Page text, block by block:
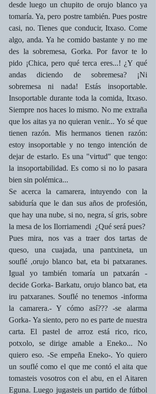
desde luego un chupito de orujo blanco ya
tomaría. Ya, pero postre también. Pues postre
casi, no. Tienes que conducir, Itxaso. Come
algo, anda. Ya he comido bastante y no me
des la sobremesa, Gorka. Por favor te lo
pido ¡Chica, pero qué terca eres...! ¿Y qué
andas diciendo de sobremesa? ¡Ni
sobremesa ni nada! Estás insoportable.
Insoportable durante toda la comida, Itxaso.
Siempre nos haces lo mismo. No me extraña
que los aitas ya no quieran venir... Yo sé que
tienen razón. Mis hermanos tienen razón:
estoy insoportable y no tengo intención de
dejar de estarlo. Es una "virtud" que tengo:
la insoportabilidad. Es como si no lo pasara
bien sin polémica...
Se acerca la camarera, intuyendo con la
sabiduría que le dan sus años de profesión,
que hay una nube, si no, negra, sí gris, sobre
la mesa de los Ilorriamendi  ¿Qué será pues?
Pues mira, nos vas a traer dos tartas de
queso, una cuajada, una pantxineta, un
souflé ,orujo blanco bat, eta bi patxaranes.
Igual yo también tomaría un patxarán -
decide Gorka- Barkatu, orujo blanco bat, eta
iru patxaranes. Souflé no tenemos -informa
la camarera.- Y cómo así??? -se alarma
Gorka- Ya siento, pero no es parte de nuestra
carta. El pastel de arroz está rico, rico,
potxolo, se dirige amable a Eneko... No
quiero eso. -Se empeña Eneko-. Yo quiero
un souflé como el que me contó el aita que
tomasteis vosotros con el abu, en el Aitaren
Eguna. Luego jugasteis un partido de fútbol